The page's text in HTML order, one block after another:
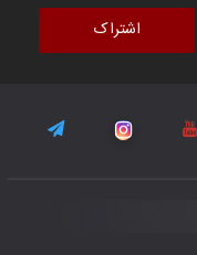
اشتراک